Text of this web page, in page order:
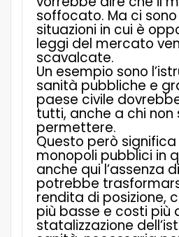
soffocato. Ma ci
situazioni in cui è
leggi del mercato
scavalcate.
Un esempio sono
sanità pubbliche e
paese civile
tutti, anche a chi non
permettere.
Questo però
monopoli pubblici in
anche qui l’assenza
potrebbe
rendita di posizione,
più basse e costi più
statalizzazione